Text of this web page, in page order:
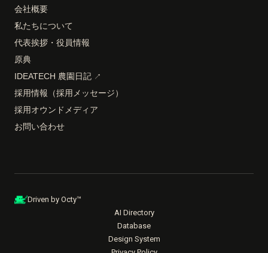
会社概要
私たちについて
代表挨拶・役員情報
原典
IDEATECH 農園日記 ↗
採用情報（採用メッセージ）
採用オウンドメディア
お問い合わせ
Driven by Octy™
AI Directory
Database
Design System